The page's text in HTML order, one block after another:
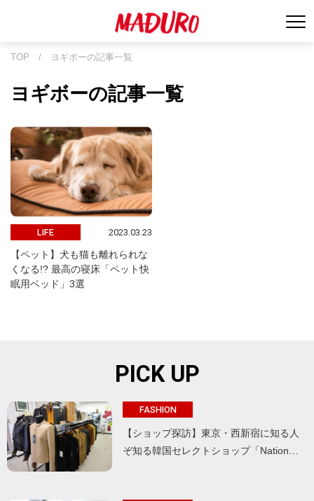
TOP / ヨギボーの記事一覧
ヨギボーの記事一覧
LIFE 2023.03.23
【ペット】犬も猫も離れられな
くなる!? 最高の寝床「ペット快
眠用ベッド」3選
PICK UP
FASHION
【ショップ探訪】東京・西新宿に知る人
ぞ知る韓国セレクトショップ「Nation…